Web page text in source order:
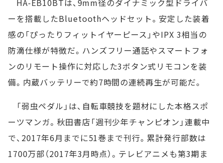
HA-EB10BTは、9mm径のダイナミック型ドライバ
ーを搭載したBluetoothヘッドセット。安定した装着
感の「ぴったりフィットイヤーピース」やIPX 3相当の
防滴仕様が特徴だ。ハンズフリー通話やスマートフォ
ンのリモート操作に対応した3ボタン式リモコンを装
備。内蔵バッテリーで約7時間の連続再生が可能だ。
「弱虫ペダル」は、自転車競技を題材にした本格スポ
ーツマンガ。秋田書店「週刊少年チャンピオン」連載中
で、2017年6月までに51巻まで刊行。累計発行部数は
1700万部（2017年3月時点）。テレビアニメも第3期ま